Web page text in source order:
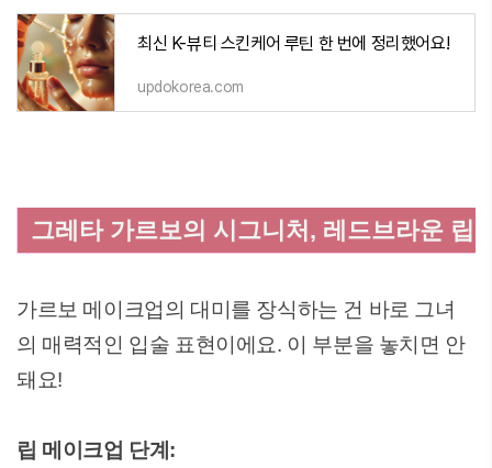
최신 K-뷰티 스킨케어 루틴 한 번에 정리했어요!
updokorea.com
그레타 가르보의 시그니처, 레드브라운 립
가르보 메이크업의 대미를 장식하는 건 바로 그녀
의 매력적인 입술 표현이에요. 이 부분을 놓치면 안
돼요!
립 메이크업 단계: